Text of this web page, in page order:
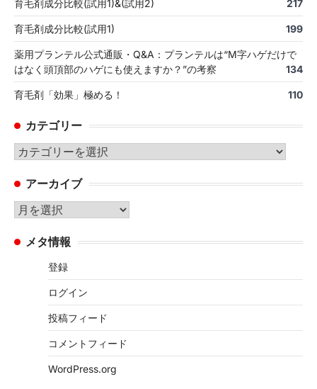
育毛剤成分比較(試用1)&(試用2) 217
育毛剤成分比較(試用1) 199
薬用プランテル公式通販・Q&A：プランテルは“M字ハゲだけで
はなく頭頂部のハゲにも使えますか？”の考察
134
育毛剤「効果」極める！ 110
カテゴリー
カ
ゴ
リ
ー
アーカイブ
ア
カ メタ情報
登録
ログイン
投稿フィード
コメントフィード
WordPress.org